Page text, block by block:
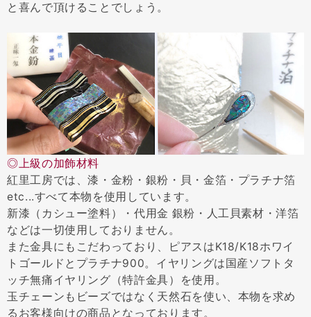
と喜んで頂けることでしょう。
◎上級の加飾材料
紅里工房では、漆・金粉・銀粉・貝・金箔・プラチナ箔
etc...すべて本物を使用しています。
新漆（カシュー塗料）・代用金 銀粉・人工貝素材・洋箔
などは一切使用しておりません。
また金具にもこだわっており、ピアスはK18/K18ホワイ
トゴールドとプラチナ900。イヤリングは国産ソフトタ
ッチ無痛イヤリング（特許金具）を使用。
玉チェーンもビーズではなく天然石を使い、本物を求め
るお客様向けの商品となっております。